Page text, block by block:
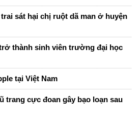
sát hại chị ruột dã man ở huyện
thành sinh viên trường đại học
tại Việt Nam
trang cực đoan gây bạo loạn sau